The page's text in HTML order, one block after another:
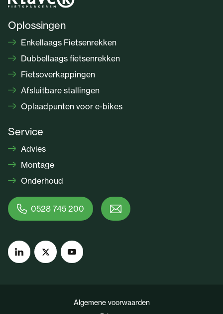
Oplossingen
Enkellaags Fietsenrekken
Dubbellaags fietsenrekken
Fietsoverkappingen
Afsluitbare stallingen
Oplaadpunten voor e-bikes
Service
Advies
Montage
Onderhoud
0528 745 200
Algemene voorwaarden